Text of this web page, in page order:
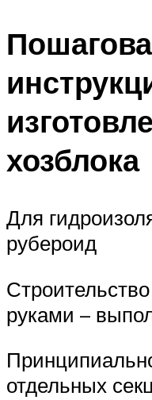
хозблока
Для
рубероид
руками –
отдельных